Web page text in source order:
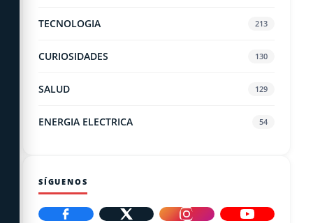
TECNOLOGIA 213
CURIOSIDADES 130
SALUD 129
ENERGIA ELECTRICA 54
SÍGUENOS